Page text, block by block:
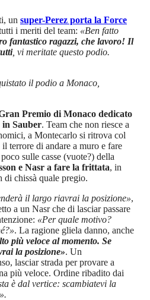
un super-Perez porta la Force
i meriti del team: «Ben fatto
fantastico ragazzi, che lavoro! Il
, vi meritate questo podio.
il podio a Monaco,
Premio di Monaco dedicato
in Sauber. Team che non riesce a
a Montecarlo si ritrova col
terrore di andare a muro e fare
sulle casse (vuote?) della
e Nasr a fare la frittata, in
di chissà quale pregio.
il largo riavrai la posizione»,
a un Nasr che di lasciar passare
«Per quale motivo?
. La ragione gliela danno, anche
più veloce al momento. Se
la posizione». Un
lasciar strada per provare a
più veloce. Ordine ribadito dai
è dal vertice: scambiatevi la